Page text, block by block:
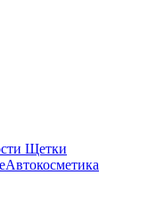
Щетки
Автокосметика